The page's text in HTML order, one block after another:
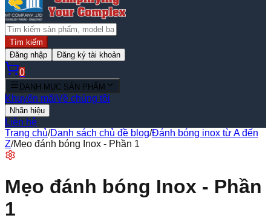
Tìm kiếm
Đăng nhập
Đăng ký tài khoản
0
DANH MỤC SẢN PHẨM
Khuyến mãiVề chúng tôi
Nhãn hiệu
Liên hệ
Trang chủ/Danh sách chủ đề blog/Đánh bóng inox từ A đến
Z/Mẹo đánh bóng Inox - Phần 1
Mẹo đánh bóng Inox - Phần
1